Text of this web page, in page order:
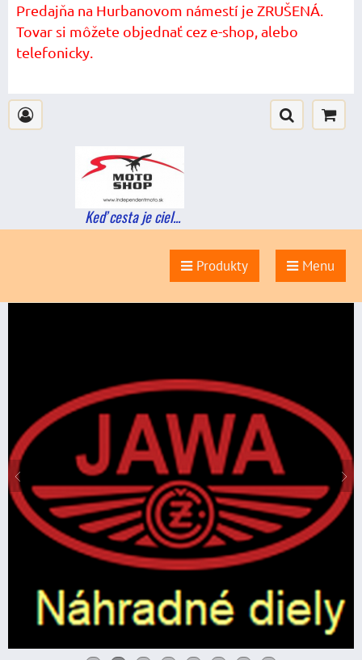
Predajňa na Hurbanovom námestí je ZRUŠENÁ.
Tovar si môžete objednať cez e-shop, alebo
telefonicky.
Keď cesta je ciel...
Produkty Menu